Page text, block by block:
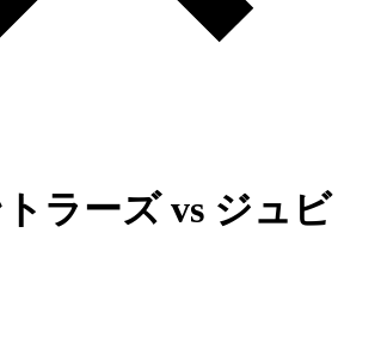
ラーズvs ジュビ